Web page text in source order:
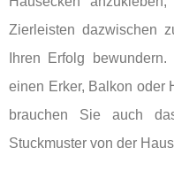
Zierleisten dazwischen
Ihren Erfolg
einen Erker, Balkon oder
brauchen Sie auch
Stuckmuster von der